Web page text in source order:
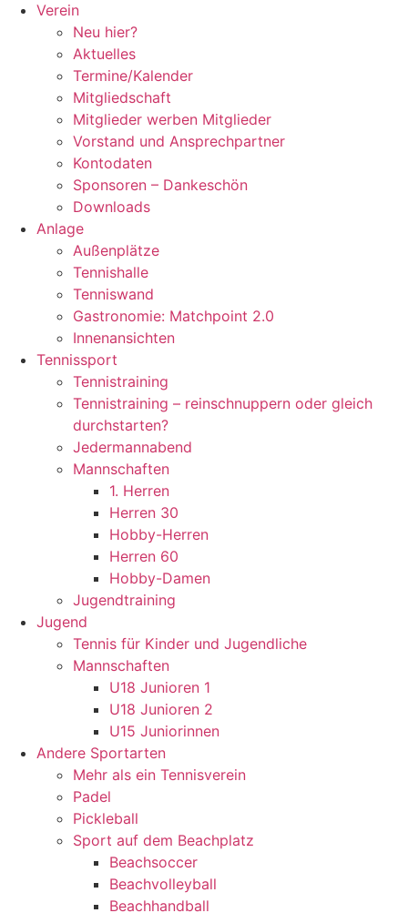
Verein
Neu hier?
Aktuelles
Termine/Kalender
Mitgliedschaft
Mitglieder werben Mitglieder
Vorstand und Ansprechpartner
Kontodaten
Sponsoren – Dankeschön
Downloads
Anlage
Außenplätze
Tennishalle
Tenniswand
Gastronomie: Matchpoint 2.0
Innenansichten
Tennissport
Tennistraining
Tennistraining – reinschnuppern oder gleich
durchstarten?
Jedermannabend
Mannschaften
1. Herren
Herren 30
Hobby-Herren
Herren 60
Hobby-Damen
Jugendtraining
Jugend
Tennis für Kinder und Jugendliche
Mannschaften
U18 Junioren 1
U18 Junioren 2
U15 Juniorinnen
Andere Sportarten
Mehr als ein Tennisverein
Padel
Pickleball
Sport auf dem Beachplatz
Beachsoccer
Beachvolleyball
Beachhandball